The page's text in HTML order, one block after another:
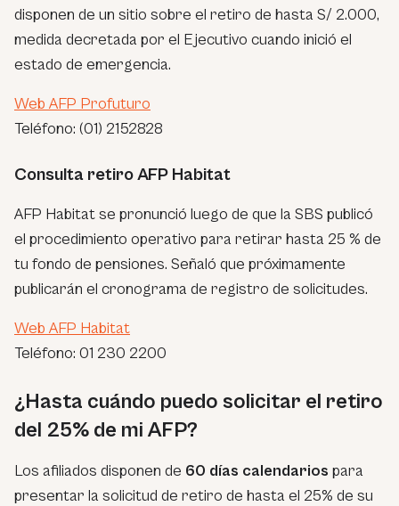
disponen de un sitio sobre el retiro de hasta S/ 2.000,
medida decretada por el Ejecutivo cuando inició el
estado de emergencia.
Web AFP Profuturo
Teléfono: (01) 2152828
Consulta retiro AFP Habitat
AFP Habitat se pronunció luego de que la SBS publicó
el procedimiento operativo para retirar hasta 25 % de
tu fondo de pensiones. Señaló que próximamente
publicarán el cronograma de registro de solicitudes.
Web AFP Habitat
Teléfono: 01 230 2200
¿Hasta cuándo puedo solicitar el retiro
del 25% de mi AFP?
Los afiliados disponen de 60 días calendarios para
presentar la solicitud de retiro de hasta el 25% de su